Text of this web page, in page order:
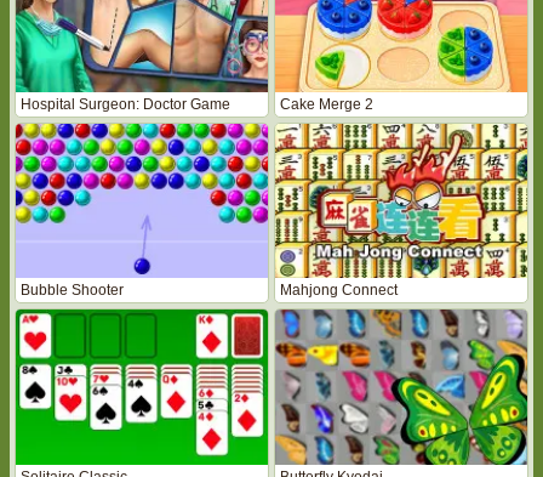
Hospital Surgeon: Doctor Game Cake Merge 2
Bubble Shooter Mahjong Connect